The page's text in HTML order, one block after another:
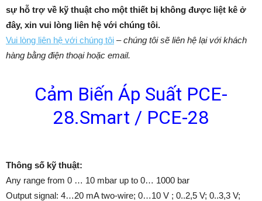
sự hỗ trợ về kỹ thuật cho một thiết bị không được liệt kê ở
đây, xin vui lòng liên hệ với chúng tôi.
Vui lòng liên hệ với chúng tôi –chúng tôi sẽ liên hệ lại với khách
hàng bằng điện thoại hoặc email.
Cảm Biến Áp Suất PCE-
28.Smart / PCE-28
Thông số kỹ thuật:
Any range from 0 … 10 mbar up to 0… 1000 bar
Output signal: 4…20 mA two-wire; 0…10 V ; 0..2,5 V; 0..3,3 V;